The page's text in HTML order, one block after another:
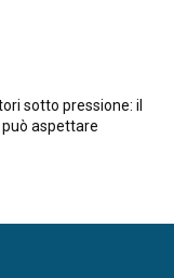
sotto pressione: il
aspettare